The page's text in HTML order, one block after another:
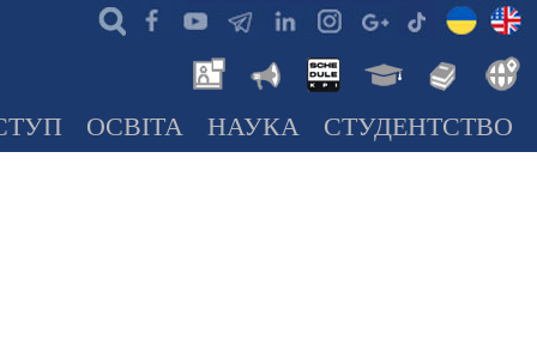
ОСВІТА НАУКА СТУДЕНТСТВО